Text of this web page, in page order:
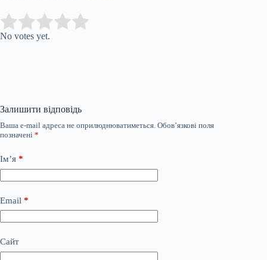
Rate this item:
No votes yet.
Залишити відповідь
Ваша e-mail адреса не оприлюднюватиметься. Обов’язкові поля
позначені *
Ім’я *
Email *
Сайт